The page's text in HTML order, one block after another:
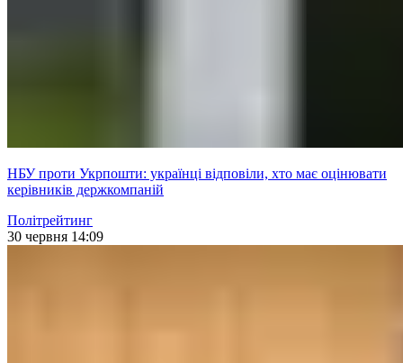
НБУ проти Укрпошти: українці відповіли, хто має оцінювати
керівників держкомпаній
Політрейтинг
30 червня 14:09